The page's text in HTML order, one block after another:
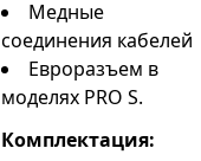
Медные
соединения кабелей;
Евроразъем в
моделях PRO S.
Комплектация: